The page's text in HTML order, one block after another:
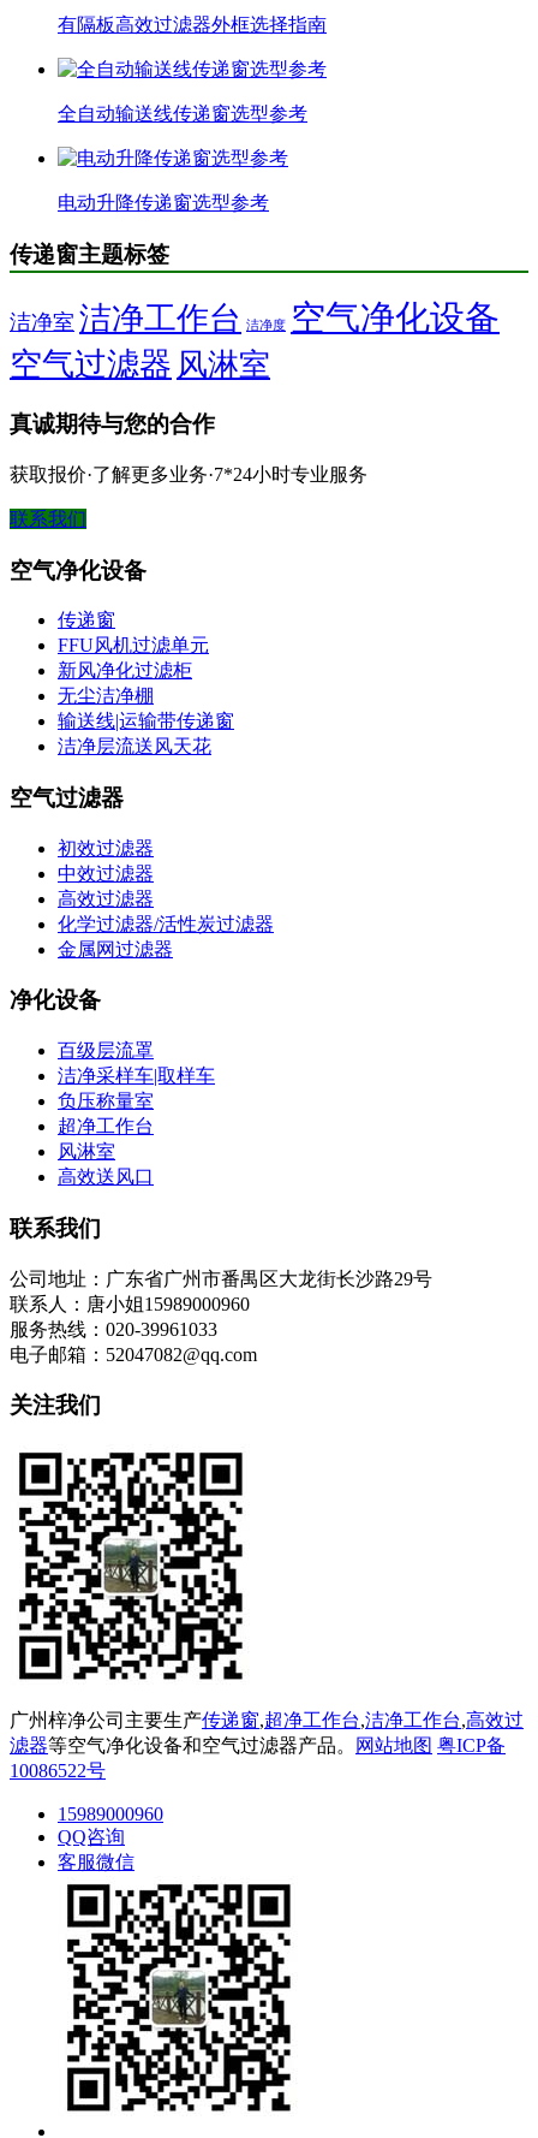
有隔板高效过滤器外框选择指南
全自动输送线传递窗选型参考
电动升降传递窗选型参考
传递窗主题标签
洁净室 洁净工作台 洁净度 空气净化设备
空气过滤器 风淋室
真诚期待与您的合作
获取报价·了解更多业务·7*24小时专业服务
联系我们
空气净化设备
传递窗
FFU风机过滤单元
新风净化过滤柜
无尘洁净棚
输送线|运输带传递窗
洁净层流送风天花
空气过滤器
初效过滤器
中效过滤器
高效过滤器
化学过滤器/活性炭过滤器
金属网过滤器
净化设备
百级层流罩
洁净采样车|取样车
负压称量室
超净工作台
风淋室
高效送风口
联系我们
公司地址：广东省广州市番禺区大龙街长沙路29号
联系人：唐小姐15989000960
服务热线：020-39961033
电子邮箱：52047082@qq.com
关注我们
广州梓净公司主要生产传递窗,超净工作台,洁净工作台,高效过
滤器等空气净化设备和空气过滤器产品。 网站地图 粤ICP备
10086522号
15989000960
QQ咨询
客服微信